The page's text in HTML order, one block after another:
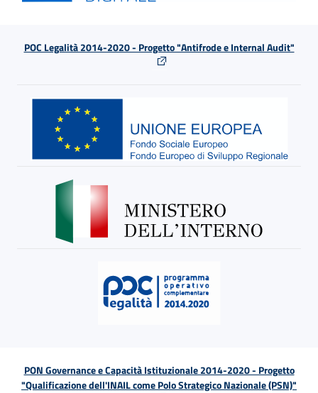
POC Legalità 2014-2020 - Progetto "Antifrode e Internal Audit"
PON Governance e Capacità Istituzionale 2014-2020 - Progetto
"Qualificazione dell'INAIL come Polo Strategico Nazionale (PSN)"